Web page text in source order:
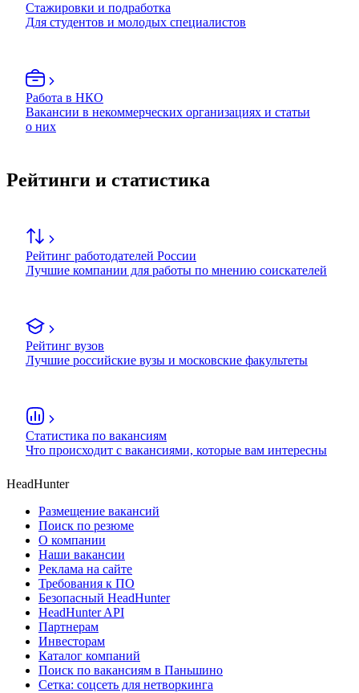
Стажировки и подработка
Для студентов и молодых специалистов
Работа в НКО
Вакансии в некоммерческих организациях и статьи
о них
Рейтинги и статистика
Рейтинг работодателей России
Лучшие компании для работы по мнению соискателей
Рейтинг вузов
Лучшие российские вузы и московские факультеты
Статистика по вакансиям
Что происходит с вакансиями, которые вам интересны
HeadHunter
Размещение вакансий
Поиск по резюме
О компании
Наши вакансии
Реклама на сайте
Требования к ПО
Безопасный HeadHunter
HeadHunter API
Партнерам
Инвесторам
Каталог компаний
Поиск по вакансиям в Паньшино
Сетка: соцсеть для нетворкинга